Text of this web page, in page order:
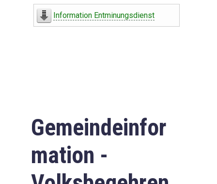
Information Entminungsdienst
Gemeindeinfor
mation -